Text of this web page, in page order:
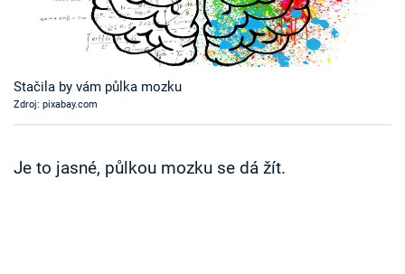
Časopis
Stačila by vám půlka mozku
Zdroj: pixabay.com
Je to jasné, půlkou mozku se dá žít.